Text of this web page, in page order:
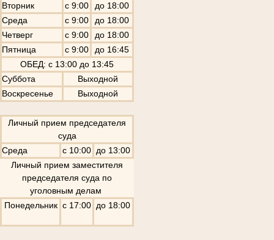
Вторник
с 9:00
до 18:00
Среда
с 9:00
до 18:00
Четверг
с 9:00
до 18:00
Пятница
с 9:00
до 16:45
ОБЕД: с 13:00 до 13:45
Суббота
Выходной
Воскресенье
Выходной
Личный прием председателя
суда
Среда
с 10:00 до 13:00
Личный прием заместителя
председателя суда по
уголовным делам
Понедельник с 17:00 до 18:00